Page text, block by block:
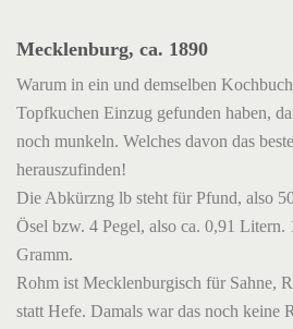
Mecklenburg, ca. 1890
Warum in ein und demselben
Topfkuchen Einzug gefunden haben,
noch munkeln. Welches davon das
herauszufinden!
Die Abkürzng lb steht für Pfund, also
Ösel bzw. 4 Pegel, also ca. 0,91 Litern.
Gramm.
Rohm ist Mecklenburgisch für Sahne,
statt Hefe. Damals war das noch keine